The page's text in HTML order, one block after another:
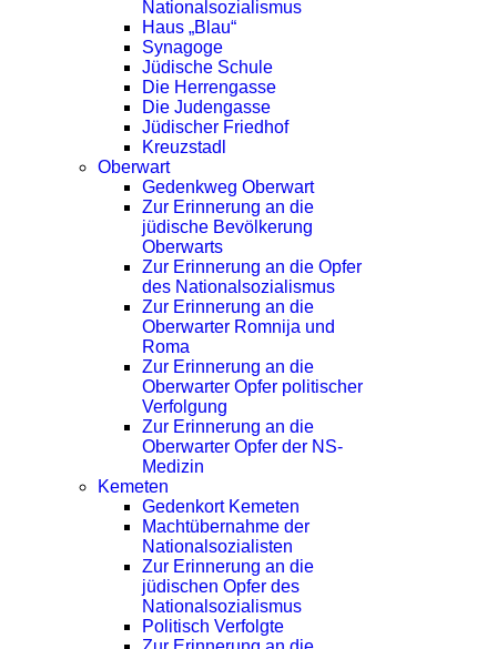
Nationalsozialismus
Haus „Blau“
Synagoge
Jüdische Schule
Die Herrengasse
Die Judengasse
Jüdischer Friedhof
Kreuzstadl
Oberwart
Gedenkweg Oberwart
Zur Erinnerung an die
jüdische Bevölkerung
Oberwarts
Zur Erinnerung an die Opfer
des Nationalsozialismus
Zur Erinnerung an die
Oberwarter Romnija und
Roma
Zur Erinnerung an die
Oberwarter Opfer politischer
Verfolgung
Zur Erinnerung an die
Oberwarter Opfer der NS-
Medizin
Kemeten
Gedenkort Kemeten
Machtübernahme der
Nationalsozialisten
Zur Erinnerung an die
jüdischen Opfer des
Nationalsozialismus
Politisch Verfolgte